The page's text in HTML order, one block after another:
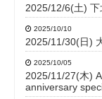
2025/12/6(土) 下
2025/10/10
2025/11/30(日)
2025/10/05
2025/11/27(木)
anniversary